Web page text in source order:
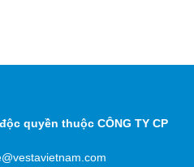
quyền thuộc CÔNG TY CP